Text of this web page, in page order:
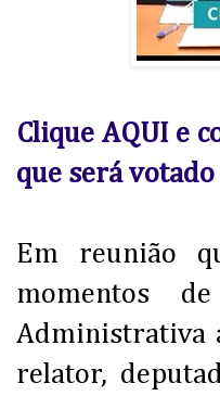
Clique AQUI e
que será
Em reunião
momentos
Administrativa
relator,